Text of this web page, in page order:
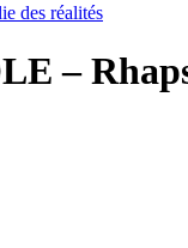
des réalités
–